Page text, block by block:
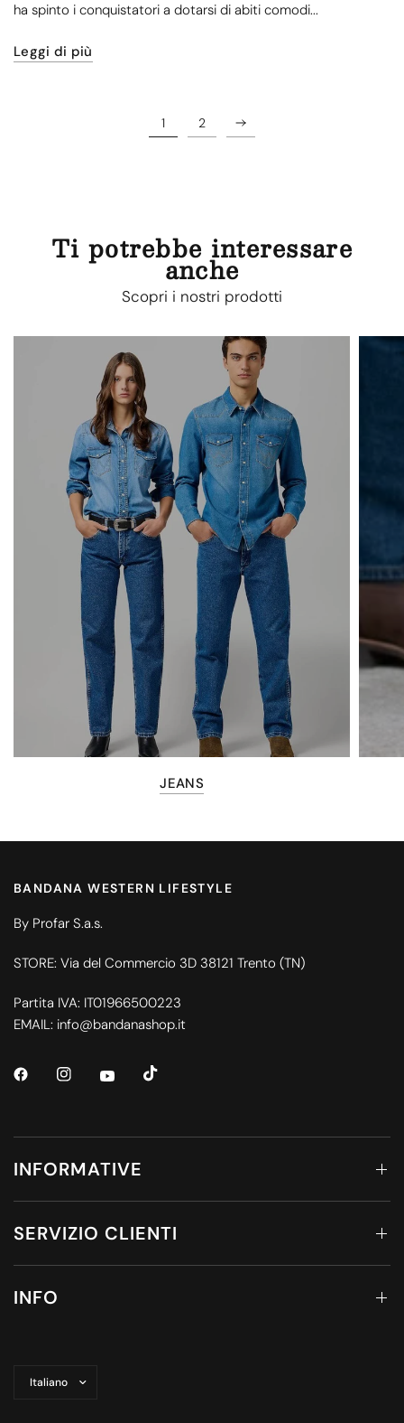
ha spinto i conquistatori a dotarsi di abiti comodi...
Leggi di più
1 2
Ti potrebbe interessare
anche
Scopri i nostri prodotti
JEANS
BANDANA WESTERN LIFESTYLE
By Profar S.a.s.
STORE: Via del Commercio 3D 38121 Trento (TN)
Partita IVA: IT01966500223
EMAIL: info@bandanashop.it
INFORMATIVE
SERVIZIO CLIENTI
INFO
paese/area